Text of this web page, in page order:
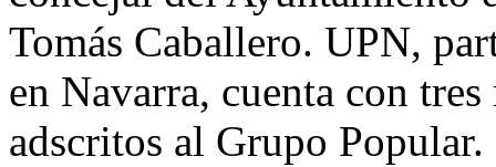
Tomás Caballero. UPN,
en Navarra, cuenta con
adscritos al Grupo Popular.